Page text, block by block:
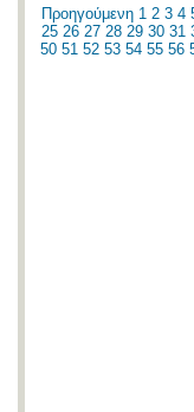
Προηγούμενη 1 2 3 4
25 26 27 28 29 30 31
50 51 52 53 54 55 56